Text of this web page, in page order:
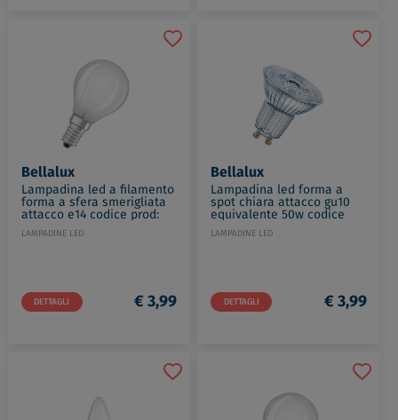
Bellalux
Lampadina led a filamento
forma a sfera smerigliata
attacco e14 codice prod:
LED115538BLXBOX1
LAMPADINE LED
DETTAGLI € 3,99
Bellalux
Lampadina led forma a
spot chiara attacco gu10
equivalente 50w codice
prod: LED112780BLXBOX1
LAMPADINE LED
DETTAGLI € 3,99